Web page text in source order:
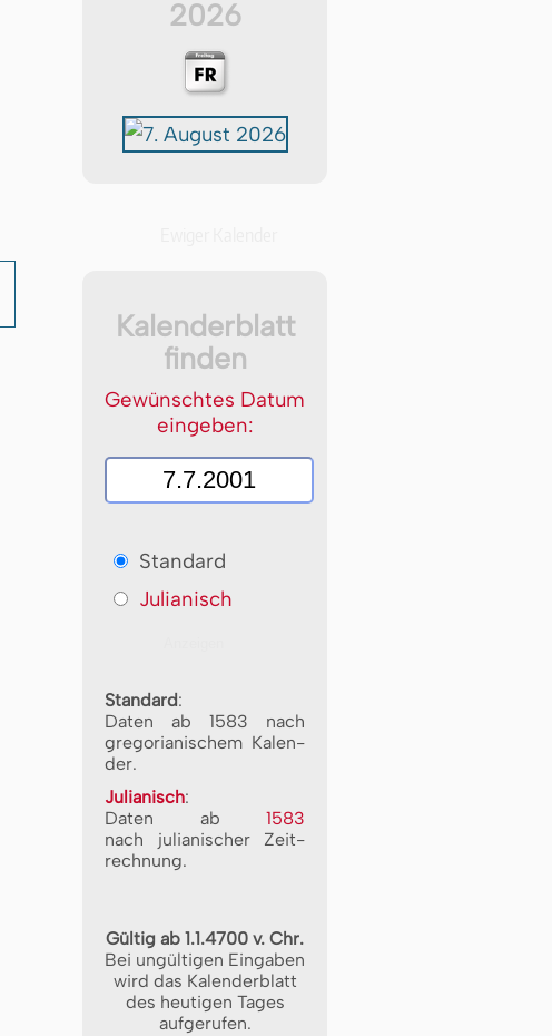
2026
Kalenderblatt
finden
Gewünschtes Datum
eingeben:
Standard
Julianisch
Standard:
Daten ab 1583 nach
gre­go­ri­a­ni­schem Ka­len­
der.
Julianisch:
Daten ab 1583
nach ju­li­a­ni­scher Zeit­
rech­nung.
Gültig ab 1.1.4700 v. Chr.
Bei ungültigen Eingaben
wird das Kalenderblatt
des heutigen Tages
aufgerufen.